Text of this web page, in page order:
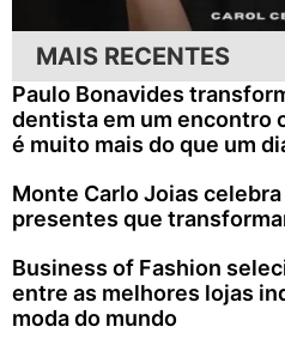
MAIS RECENTES
Paulo Bonavides
dentista em um encontro
é muito mais do que um
Monte Carlo Joias
presentes que
Business of Fashion
entre as melhores lojas
moda do mundo